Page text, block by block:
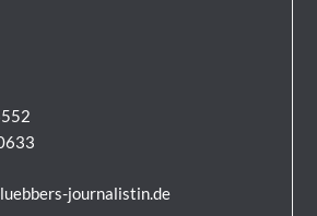
journalistin.de